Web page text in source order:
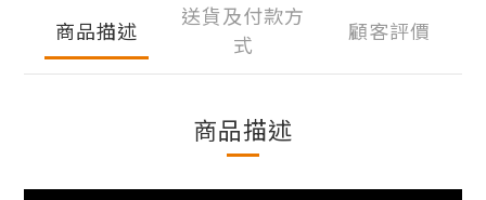
商品描述
送貨及付款方
式
顧客評價
商品描述